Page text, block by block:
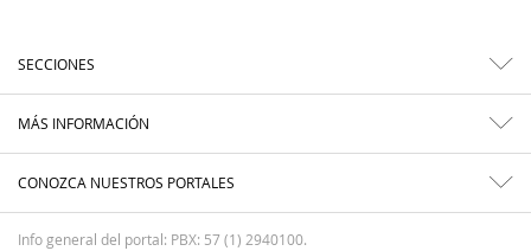
SECCIONES
MÁS INFORMACIÓN
CONOZCA NUESTROS PORTALES
Info general del portal: PBX: 57 (1) 2940100.